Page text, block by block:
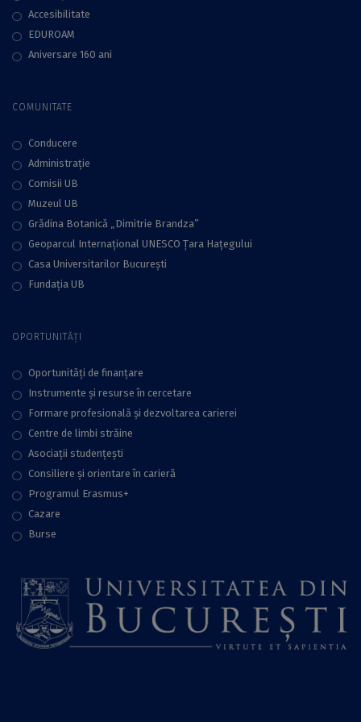
Accesibilitate
EDUROAM
Aniversare 160 ani
COMUNITATE
Conducere
Administraţie
Comisii UB
Muzeul UB
Grădina Botanică „Dimitrie Brandza”
Geoparcul Internațional UNESCO Țara Hațegului
Casa Universitarilor București
Fundaţia UB
OPORTUNITĂȚI
Oportunități de finanțare
Instrumente și resurse în cercetare
Formare profesională și dezvoltarea carierei
Centre de limbi străine
Asociații studențești
Consiliere şi orientare în carieră
Programul Erasmus+
Cazare
Burse